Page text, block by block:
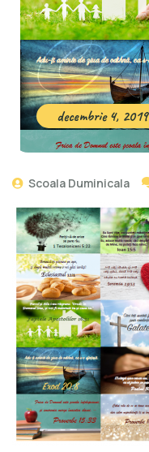
decembrie 4, 2019
Scoala Duminicala